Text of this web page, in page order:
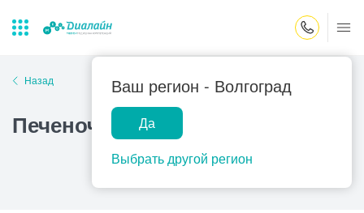
Ваш регион - Волгоград
Да
Выбрать другой регион
Лаборатории
Центр помощи
на дому
Закрыть поиск
Популярные запросы
Прием гинеколога
Назад
Печеночная колика